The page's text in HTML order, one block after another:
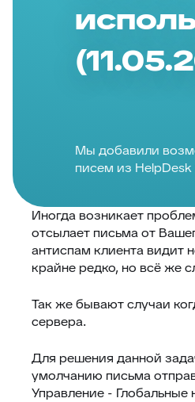
Мы добавили
писем из
Иногда возникает
отсылает письма от
антиспам клиента видит
крайне редко, но всё же
Так же бывают случаи
сервера.
Для решения данной
умолчанию письма
Управление -